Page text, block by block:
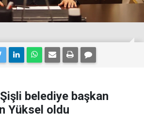
belediye başkan
Yüksel oldu